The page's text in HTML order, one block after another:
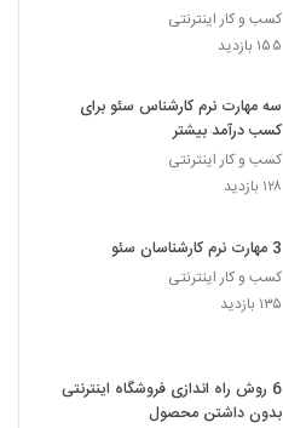
کسب و کار اینترنتی
۱۵۵ بازدید
سه مهارت نرم کارشناس سئو برای
کسب درآمد بیشتر
کسب و کار اینترنتی
۱۲۸ بازدید
3 مهارت نرم کارشناسان سئو
کسب و کار اینترنتی
۱۳۵ بازدید
6 روش راه اندازی فروشگاه اینترنتی
بدون داشتن محصول